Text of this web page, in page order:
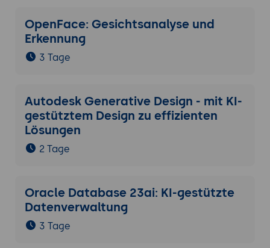
OpenFace: Gesichtsanalyse und
Erkennung
3 Tage
Autodesk Generative Design - mit KI-
gestütztem Design zu effizienten
Lösungen
2 Tage
Oracle Database 23ai: KI-gestützte
Datenverwaltung
3 Tage